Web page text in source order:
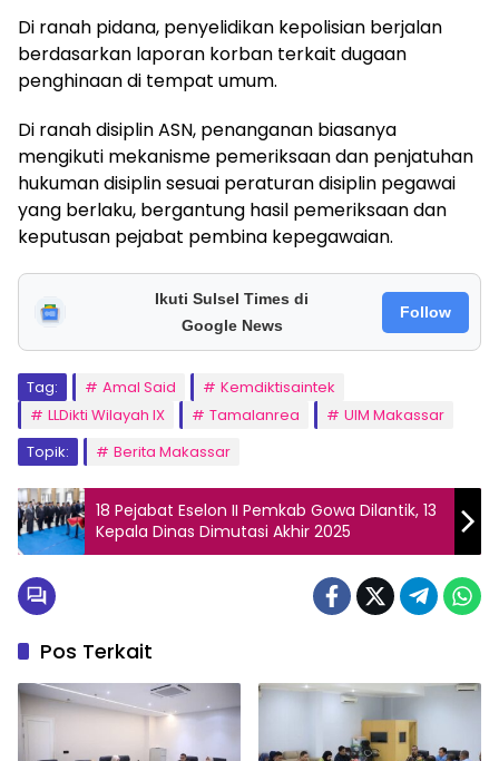
Di ranah pidana, penyelidikan kepolisian berjalan
berdasarkan laporan korban terkait dugaan
penghinaan di tempat umum.
Di ranah disiplin ASN, penanganan biasanya
mengikuti mekanisme pemeriksaan dan penjatuhan
hukuman disiplin sesuai peraturan disiplin pegawai
yang berlaku, bergantung hasil pemeriksaan dan
keputusan pejabat pembina kepegawaian.
Ikuti Sulsel Times di
Google News
Follow
Tag: Amal Said
Kemdiktisaintek
LLDikti Wilayah IX
Tamalanrea
UIM Makassar
Topik:
Berita Makassar
18 Pejabat Eselon II Pemkab Gowa Dilantik, 13
Kepala Dinas Dimutasi Akhir 2025
Pos Terkait